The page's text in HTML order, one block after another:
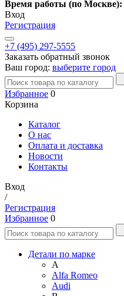
Время работы (по Москве):
Вход
Регистрация
+7 (495) 297-5555
Заказать обратный звонок
Ваш город: выберите город
Избранное 0
Корзина
Каталог
О нас
Оплата и доставка
Новости
Контакты
Вход
/
Регистрация
Избранное 0
Детали по марке
A
Alfa Romeo
Audi